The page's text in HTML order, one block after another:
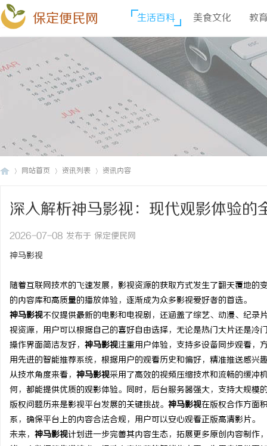
保定便民网 生活百科 美食文化 教
网站首页 资讯列表 资讯内容
深入解析神马影视：现代观影体验的
2026-07-08 发布于 保定便民网
神马影视
随着互联网技术的飞速发展，影视资源的获取方式发生了翻天覆地的
的内容库和高质量的播放体验，逐渐成为众多影视爱好者的首选。
神马影视不仅提供最新的电影和电视剧，还涵盖了综艺、动漫、纪录
视资源，用户可以根据自己的喜好自由选择，无论是热门大片还是冷
操作界面简洁友好， 神马影视注重用户体验，支持多设备同步观看，
用先进的智能推荐系统，根据用户的观看历史和偏好，精准推送感兴
从技术角度来看， 神马影视采用了高效的视频压缩技术和流畅的缓冲
何，都能提供优质的观影体验。同时，后台服务器强大，支持大规模
版权问题历来是影视平台发展的关键挑战。 神马影视在版权合作方面
系，确保平台上的内容合法合规，用户可以安心观看正版高清影片。
未来， 神马影视计划进一步完善其内容生态，拓展更多原创内容制作